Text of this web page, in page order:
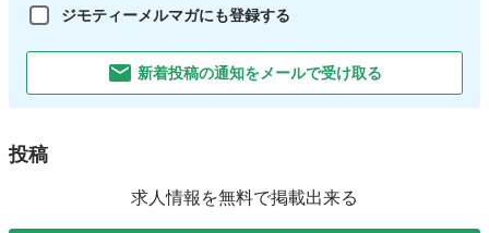
ジモティーメルマガにも登録する
新着投稿の通知をメールで受け取る
投稿
求人情報を無料で掲載出来る